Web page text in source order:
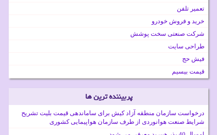
تعمیر تلفن
خرید و فروش خودرو
شرکت صنعتی سخت پوشش
طراحی سایت
فیش حج
قیمت بیسیم
پربیننده ترین ها
درخواست سازمان منطقه آزاد کیش برای ساماندهی قیمت بلیت تشریح
شرایط صنعت هوانوردی از طرف سازمان هواپیمایی کشوری